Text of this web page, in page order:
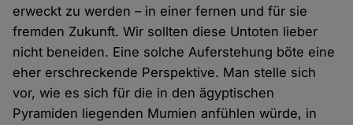
erweckt zu werden – in einer fernen und für sie
fremden Zukunft. Wir sollten diese Untoten lieber
nicht beneiden. Eine solche Auferstehung böte eine
eher erschreckende Perspektive. Man stelle sich
vor, wie es sich für die in den ägyptischen
Pyramiden liegenden Mumien anfühlen würde, in